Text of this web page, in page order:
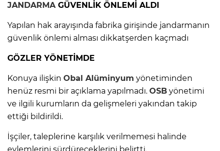
JANDARMAGÜVENLİK ÖNLEMİ ALDI
Yapılan hak arayışında fabrika girişinde jandarmanın
güvenlik önlemi alması dikkatşerden kaçmadı
GÖZLER YÖNETİMDE
Konuya ilişkin Obal Alüminyum yönetiminden
henüz resmi bir açıklama yapılmadı. OSB yönetimi
ve ilgili kurumların da gelişmeleri yakından takip
ettiği bildirildi.
İşçiler, taleplerine karşılık verilmemesi halinde